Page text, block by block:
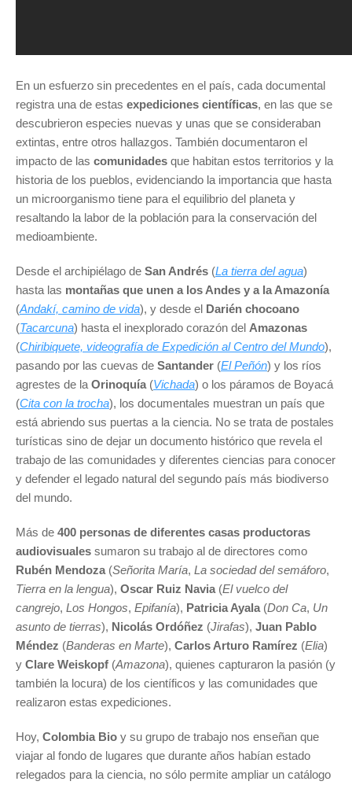
En un esfuerzo sin precedentes en el país, cada documental
registra una de estas expediciones científicas, en las que se
descubrieron especies nuevas y unas que se consideraban
extintas, entre otros hallazgos. También documentaron el
impacto de las comunidades que habitan estos territorios y la
historia de los pueblos, evidenciando la importancia que hasta
un microorganismo tiene para el equilibrio del planeta y
resaltando la labor de la población para la conservación del
medioambiente.
Desde el archipiélago de San Andrés (La tierra del agua)
hasta las montañas que unen a los Andes y a la Amazonía
(Andakí, camino de vida), y desde el Darién chocoano
(Tacarcuna) hasta el inexplorado corazón del Amazonas
(Chiribiquete, videografía de Expedición al Centro del Mundo),
pasando por las cuevas de Santander (El Peñón) y los ríos
agrestes de la Orinoquía (Vichada) o los páramos de Boyacá
(Cita con la trocha), los documentales muestran un país que
está abriendo sus puertas a la ciencia. No se trata de postales
turísticas sino de dejar un documento histórico que revela el
trabajo de las comunidades y diferentes ciencias para conocer
y defender el legado natural del segundo país más biodiverso
del mundo.
Más de 400 personas de diferentes casas productoras
audiovisuales sumaron su trabajo al de directores como
Rubén Mendoza (Señorita María, La sociedad del semáforo,
Tierra en la lengua), Oscar Ruiz Navia (El vuelco del
cangrejo, Los Hongos, Epifanía), Patricia Ayala (Don Ca, Un
asunto de tierras), Nicolás Ordóñez (Jirafas), Juan Pablo
Méndez (Banderas en Marte), Carlos Arturo Ramírez (Elia)
y Clare Weiskopf (Amazona), quienes capturaron la pasión (y
también la locura) de los científicos y las comunidades que
realizaron estas expediciones.
Hoy, Colombia Bio y su grupo de trabajo nos enseñan que
viajar al fondo de lugares que durante años habían estado
relegados para la ciencia, no sólo permite ampliar un catálogo